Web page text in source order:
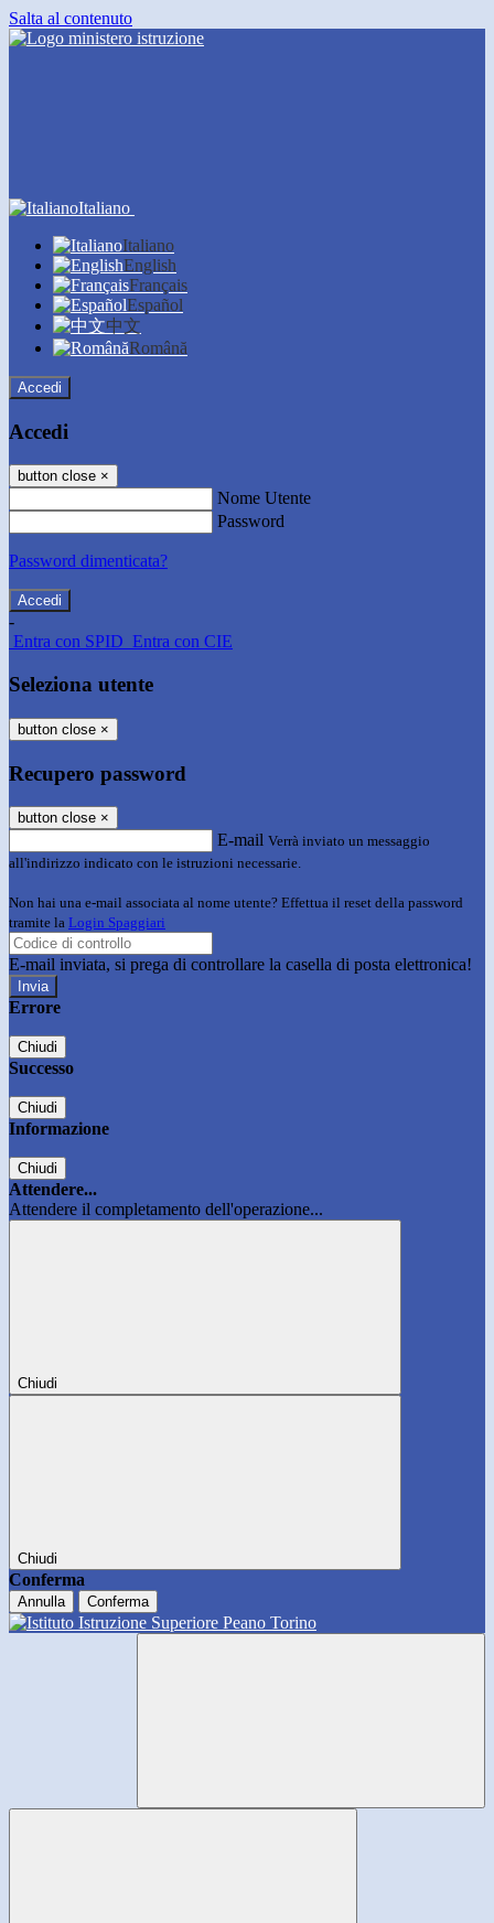
Salta al contenuto
Italiano
Italiano
English
Français
Español
中文
Română
Accedi
Accedi
button close ×
Nome Utente
Password
Password dimenticata?
-
Entra con SPID Entra con CIE
Seleziona utente
button close ×
Recupero password
button close ×
E-mail Verrà inviato un messaggio
all'indirizzo indicato con le istruzioni necessarie.
Non hai una e-mail associata al nome utente? Effettua il reset della password
tramite la Login Spaggiari
E-mail inviata, si prega di controllare la casella di posta elettronica!
Errore
Chiudi
Successo
Chiudi
Informazione
Chiudi
Attendere...
Attendere il completamento dell'operazione...
Chiudi
Chiudi
Conferma
Annulla Conferma